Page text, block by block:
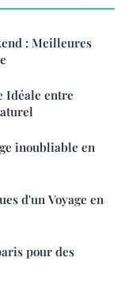
: Meilleures
Idéale entre
inoubliable en
d'un Voyage en
pour des